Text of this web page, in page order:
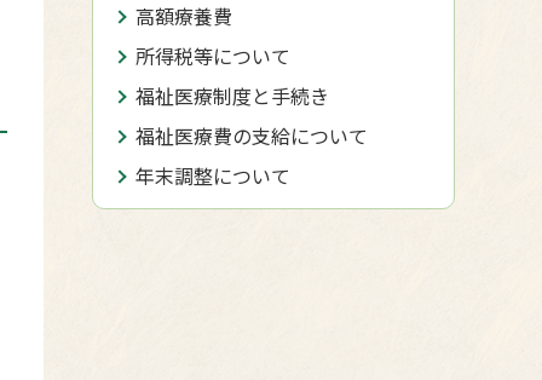
高額療養費
所得税等について
福祉医療制度と手続き
福祉医療費の支給について
年末調整について